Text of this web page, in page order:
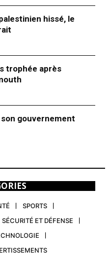
hissé, le
trophée après
gouvernement
SPORTS
SÉCURITÉ ET DÉFENSE